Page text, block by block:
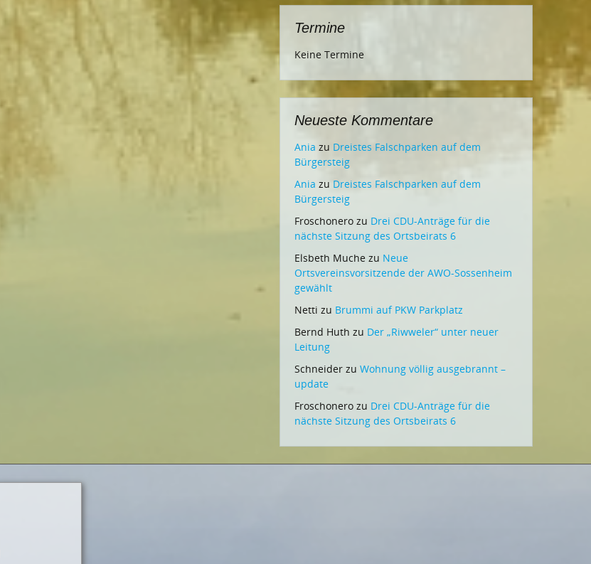
Termine
Keine Termine
Neueste Kommentare
Ania zu Dreistes Falschparken auf dem
Bürgersteig
Ania zu Dreistes Falschparken auf dem
Bürgersteig
Froschonero zu Drei CDU-Anträge für die
nächste Sitzung des Ortsbeirats 6
Elsbeth Muche zu Neue
Ortsvereinsvorsitzende der AWO-Sossenheim
gewählt
Netti zu Brummi auf PKW Parkplatz
Bernd Huth zu Der „Riwweler“ unter neuer
Leitung
Schneider zu Wohnung völlig ausgebrannt –
update
Froschonero zu Drei CDU-Anträge für die
nächste Sitzung des Ortsbeirats 6